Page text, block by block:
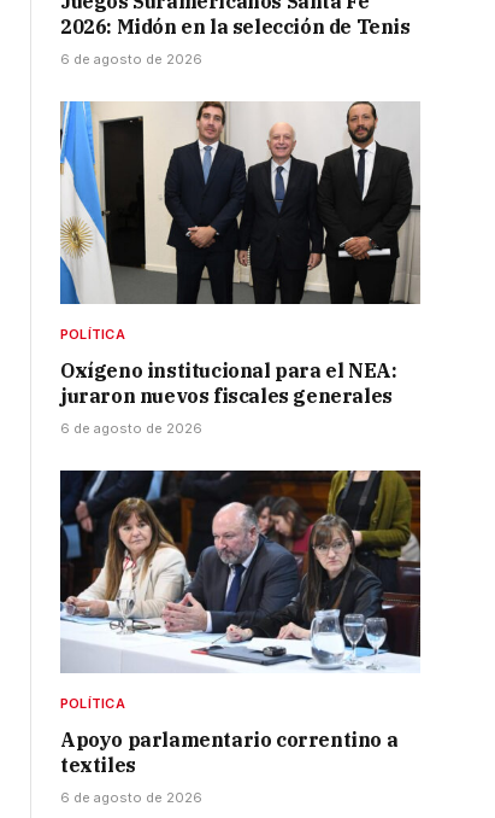
2026: Midón en la selección de Tenis
6 de agosto de 2026
POLÍTICA
Oxígeno institucional para el NEA:
juraron nuevos fiscales generales
6 de agosto de 2026
POLÍTICA
Apoyo parlamentario correntino a
textiles
6 de agosto de 2026